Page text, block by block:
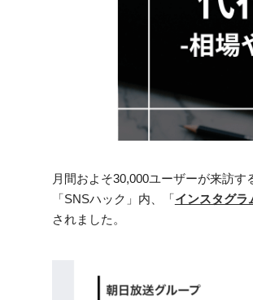
月間およそ30,000ユーザーが来訪
「SNSハック」内、「インスタグラ
されました。